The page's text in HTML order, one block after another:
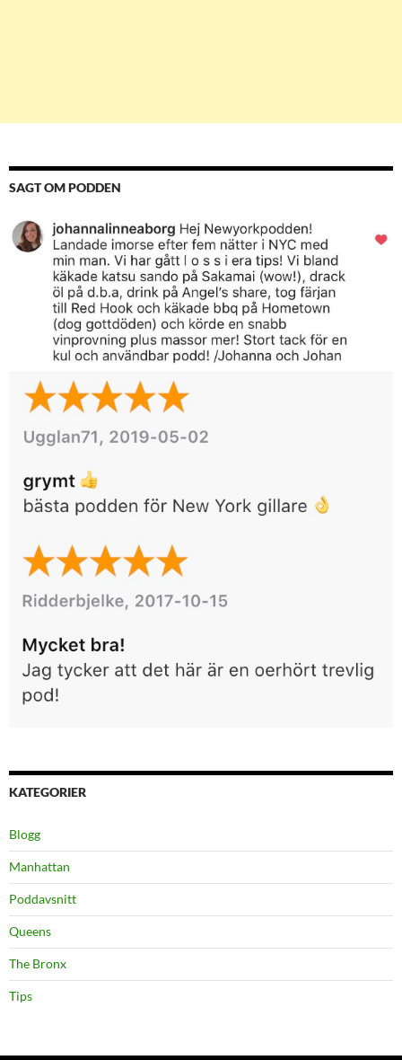
SAGT OM PODDEN
KATEGORIER
Blogg
Manhattan
Poddavsnitt
Queens
The Bronx
Tips